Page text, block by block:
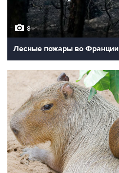
8
Лесные пожары во Франции